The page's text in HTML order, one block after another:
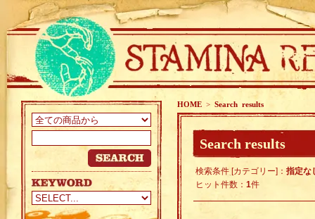
HOME > Search results
Search results
検索条件 [カテゴリー]： 指定な
ヒット件数： 1件